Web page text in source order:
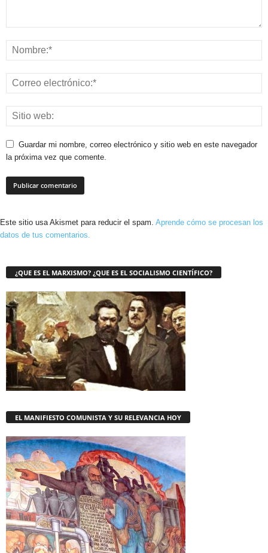
Guardar mi nombre, correo electrónico y sitio web en este navegador
la próxima vez que comente.
Este sitio usa Akismet para reducir el spam. Aprende cómo se procesan los
datos de tus comentarios.
¿QUE ES EL MARXISMO? ¿QUE ES EL SOCIALISMO CIENTÍFICO?
EL MANIFIESTO COMUNISTA Y SU RELEVANCIA HOY